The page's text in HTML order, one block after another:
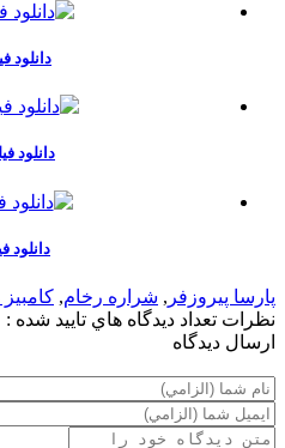
دانلود
دانلود
دانلود
پارسا پیروزفر , شراره رخام, کامبیز
نظرات تعداد ديدگاه هاي تاييد شده :
ارسال ديدگاه